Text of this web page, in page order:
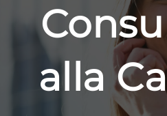
alla